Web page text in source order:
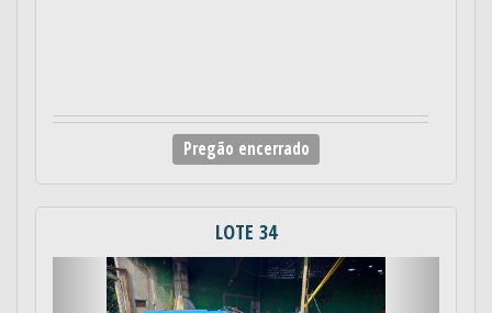
Pregão encerrado
LOTE 34
Anterior